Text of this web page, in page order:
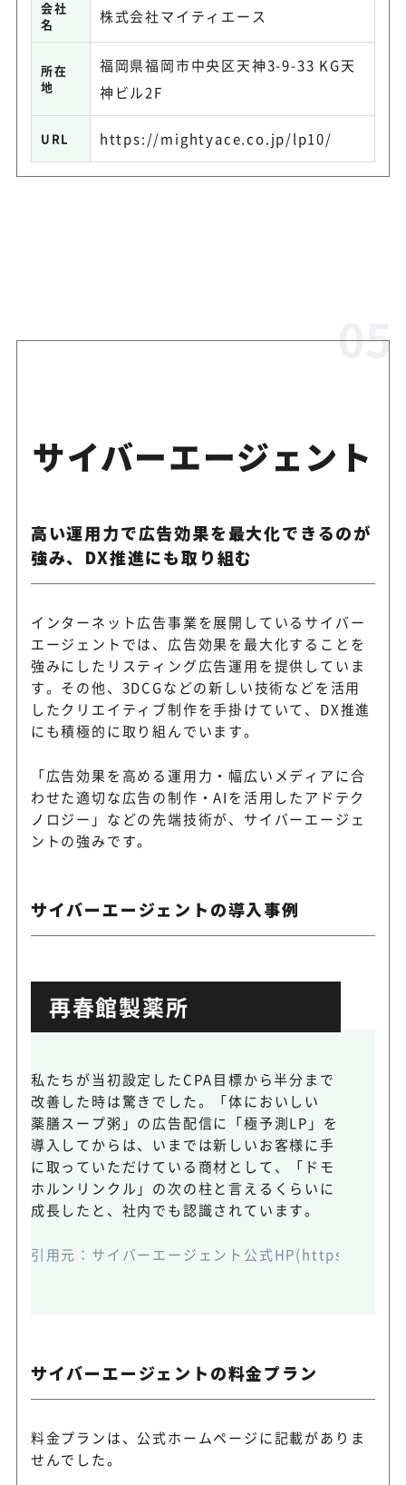
会社
名
株式会社マイティエース
所在
地
福岡県福岡市中央区天神3-9-33 KG天
神ビル2F
URL https://mightyace.co.jp/lp10/
サイバーエージェント
高い運用力で広告効果を最大化できるのが
強み、DX推進にも取り組む
インターネット広告事業を展開しているサイバー
エージェントでは、広告効果を最大化することを
強みにしたリスティング広告運用を提供していま
す。その他、3DCGなどの新しい技術などを活用
したクリエイティブ制作を手掛けていて、DX推進
にも積極的に取り組んでいます。
「広告効果を高める運用力・幅広いメディアに合
わせた適切な広告の制作・AIを活用したアドテク
ノロジー」などの先端技術が、サイバーエージェ
ントの強みです。
サイバーエージェントの導入事例
再春館製薬所
私たちが当初設定したCPA目標から半分まで
改善した時は驚きでした。「体においしい
薬膳スープ粥」の広告配信に「極予測LP」を
導入してからは、いまでは新しいお客様に手
に取っていただけている商材として、「ドモ
ホルンリンクル」の次の柱と言えるくらいに
成長したと、社内でも認識されています。
引用元： サイバーエージェント公式HP(https://
サイバーエージェントの料金プラン
料金プランは、公式ホームページに記載がありま
せんでした。